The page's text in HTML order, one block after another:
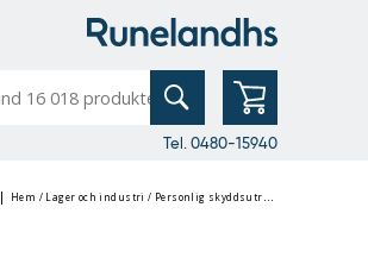
Tel. 0480-15940
Hem / Lager och industri / Personlig skyddsutrustning